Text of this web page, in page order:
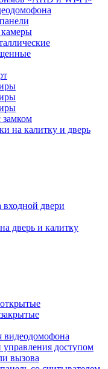
на калитку и дверь
двери
дверь и калитку
доступом
вызова